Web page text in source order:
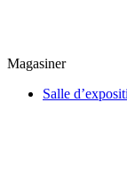
Magasiner
Salle